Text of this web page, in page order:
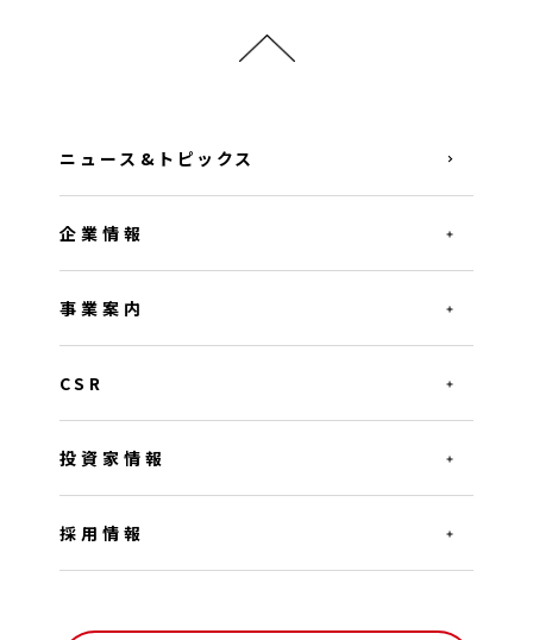
ニュース&トピックス
企業情報
事業案内
CSR
投資家情報
採用情報